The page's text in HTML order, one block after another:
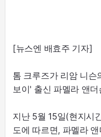
[뉴스엔 배효주 기자]
톰 크루즈가 리암 니슨
보이' 출신 파멜라 앤
지난 5월 15일(현지시
도에 따르면, 파멜라